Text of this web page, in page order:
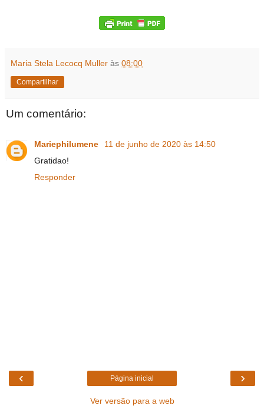
Maria Stela Lecocq Muller às 08:00
Compartilhar
Um comentário:
Mariephilumene
11 de junho de 2020 às 14:50
Gratidao!
Responder
‹ ›
Página inicial
Ver versão para a web